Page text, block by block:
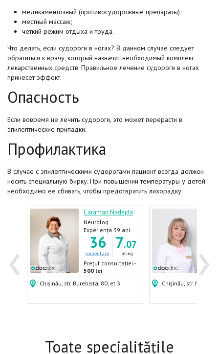
медикаментозный (противосудорожные препараты);
местный массаж;
четкий режим отдыха и труда.
Что делать, если судороги в ногах? В данном случае следует
обратиться к врачу, который назначит необходимый комплекс
лекарственных средств. Правильное лечение судороги в ногах
принесет эффект.
Опасность
Если вовремя не лечить судороги, это может перерасти в
эпилептические припадки.
Профилактика
В случае с эпилептическими судорогами пациент всегда должен
носить специальную бирку. При повышении температуры у детей
необходимо ее сбивать, чтобы предотвратить лихорадку.
‹ ›
-
Caraman Nadejda
Neurolog
Experiența 39 ani
36
comentarii
7.07
rating
Prețul consultației -
500 lei
Chișinău, str. Burebista, 80, et.3
650
Chișinău, str. Puskin,
Toate specialitățile